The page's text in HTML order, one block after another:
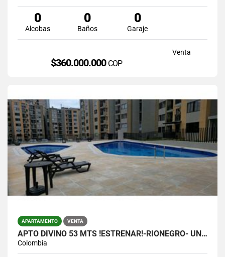
0
Alcobas
0
Baños
0
Garaje
Venta
$360.000.000 COP
APARTAMENTO VENTA
APTO DIVINO 53 MTS !ESTRENAR!-RIONEGRO- UNIDAD COMPLETA.- $298.800.000
Colombia